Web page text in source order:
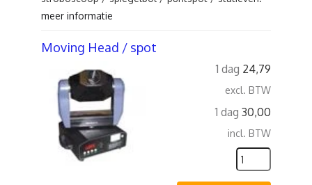
meer informatie
Moving Head / spot
1 dag 24,79
excl. BTW
1 dag 30,00
incl. BTW